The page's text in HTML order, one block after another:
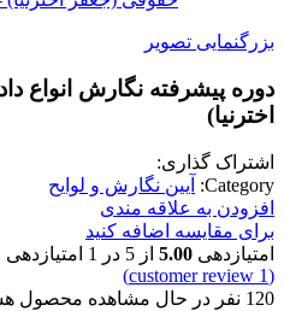
بزرگنمایی تصویر
دوره پیشرفته نگارش انواع
اخترنیا)
اشتراک گذاری:
Category:
آیین نگارش و لوایح
افزودن به علاقه مندی
برای مقایسه اضافه کنید
امتیازدهی 5.00 از 5 در 1
(
1
120 نفر در حال مشاهده محصول